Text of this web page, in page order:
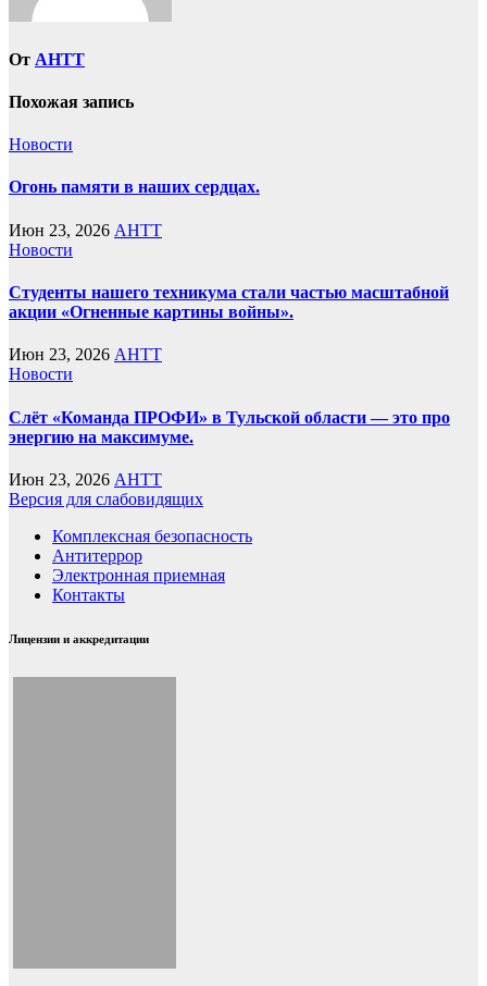
От AHTT
Похожая запись
Новости
Огонь памяти в наших сердцах.
Июн 23, 2026 AHTT
Новости
Студенты нашего техникума стали частью масштабной
акции «Огненные картины войны».
Июн 23, 2026 AHTT
Новости
Слёт «Команда ПРОФИ» в Тульской области — это про
энергию на максимуме.
Июн 23, 2026 AHTT
Версия для слабовидящих
Комплексная безопасность
Антитеррор
Электронная приемная
Контакты
Лицензии и аккредитации